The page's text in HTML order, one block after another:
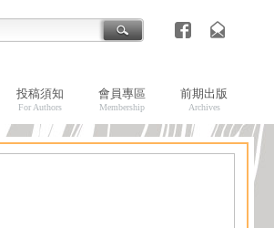
投稿須知
For Authors
會員專區
Membership
前期出版
Archives